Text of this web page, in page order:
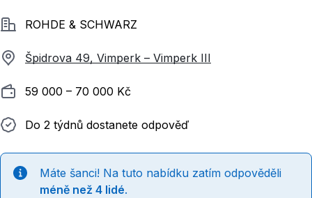
SpolečnostROHDE & SCHWARZ
Špidrova 49, Vimperk – Vimperk III
Plat 59 000 ‍–‍ 70 000 Kč
Do 2 týdnů dostanete odpověď
Do 2 týdnů dostanete odpověď
Máte šanci! Na tuto nabídku zatím odpověděli
méně než 4 lidé.